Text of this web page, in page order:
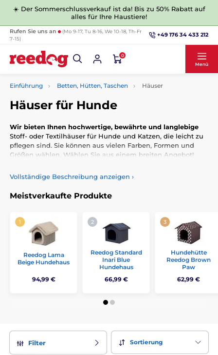
☀️ Der Sommerschlussverkauf ist da! Bis zu 50% Rabatt auf
alles für Ihre Haustiere!
Rufen Sie uns an
(Mo 9-17, Tu 8-16, We 10-18, Th-Fr
7-15)
+49 176 34 433 212
0
Menü
Einführung Betten, Hütten, Taschen Häuser
Häuser für Hunde
Wir bieten Ihnen hochwertige, bewährte und langlebige
Stoff- oder Textilhäuser für Hunde und Katzen, die leicht zu
pflegen sind. Sie können aus vielen Farben, Formen und
Größen wählen. Wählen Sie aus einem breiten Angebot!
Vollständige Beschreibung anzeigen ›
Meistverkaufte Produkte
Reedog Lama
Beige Hundehaus
94,99 €
Reedog Standard
Inari Blue
Hundehaus
66,99 €
Hundehütte
Reedog Brown
Paw
62,99 €
Filter Sortierung